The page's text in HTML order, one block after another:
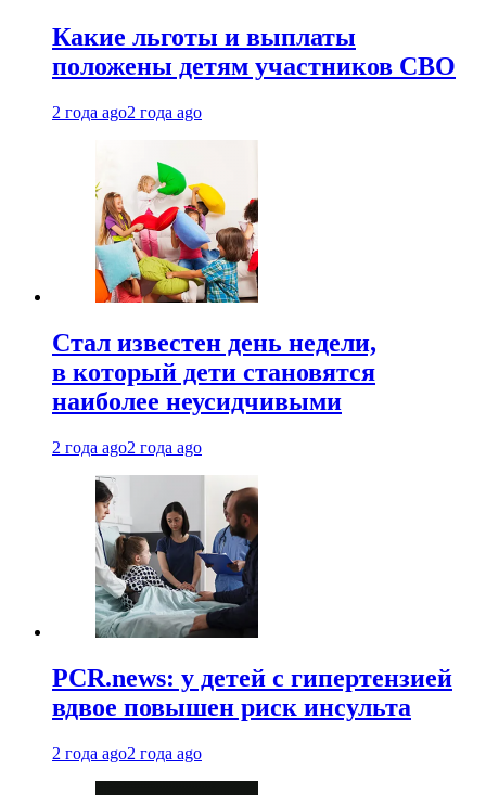
Какие льготы и выплаты
положены детям участников СВО
2 года ago2 года ago
Стал известен день недели,
в который дети становятся
наиболее неусидчивыми
2 года ago2 года ago
PCR.news: у детей с гипертензией
вдвое повышен риск инсульта
2 года ago2 года ago